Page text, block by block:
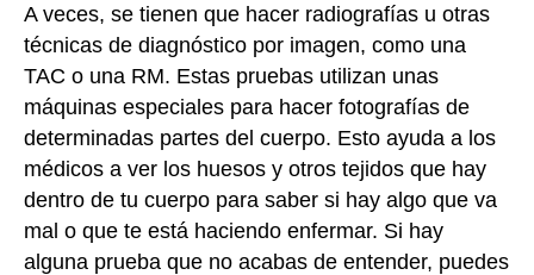
A veces, se tienen que hacer radiografías u otras
técnicas de diagnóstico por imagen, como una
TAC o una RM. Estas pruebas utilizan unas
máquinas especiales para hacer fotografías de
determinadas partes del cuerpo. Esto ayuda a los
médicos a ver los huesos y otros tejidos que hay
dentro de tu cuerpo para saber si hay algo que va
mal o que te está haciendo enfermar. Si hay
alguna prueba que no acabas de entender, puedes